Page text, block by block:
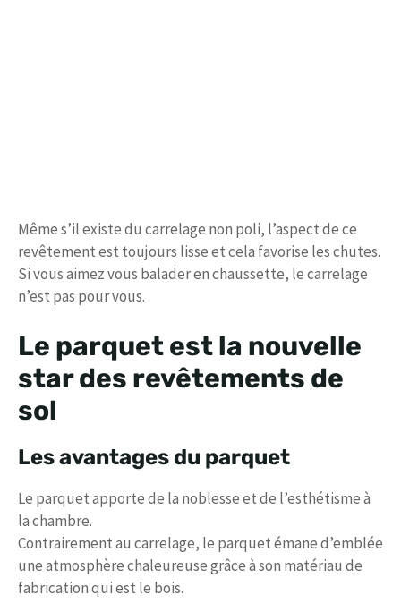
Même s’il existe du carrelage non poli, l’aspect de ce
revêtement est toujours lisse et cela favorise les chutes.
Si vous aimez vous balader en chaussette, le carrelage
n’est pas pour vous.
Le parquet est la nouvelle
star des revêtements de
sol
Les avantages du parquet
Le parquet apporte de la noblesse et de l’esthétisme à
la chambre.
Contrairement au carrelage, le parquet émane d’emblée
une atmosphère chaleureuse grâce à son matériau de
fabrication qui est le bois.